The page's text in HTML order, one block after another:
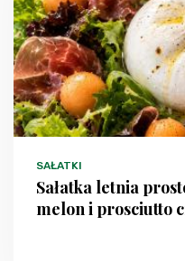
SAŁATKI
Sałatka letnia
melon i prosciutto